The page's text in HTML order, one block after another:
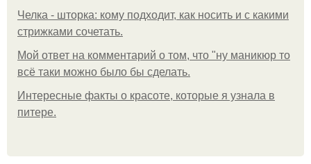
Челка - шторка: кому подходит, как носить и с какими
стрижками сочетать.
Мой ответ на комментарий о том, что "ну маникюр то
всё таки можно было бы сделать.
Интересные факты о красоте, которые я узнала в
питере.